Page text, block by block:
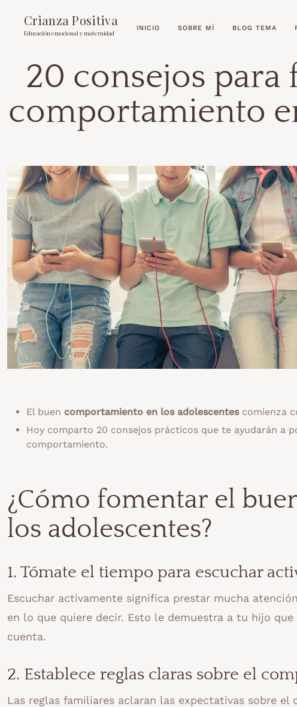
Crianza Positiva
Educación emocional y maternidad
INICIO SOBRE MÍ BLOG TEMA
20 consejos
comportamiento
El buen comportamiento en los adolescentescomienza
Hoy comparto 20 consejos prácticos que te ayudarán a
comportamiento.
¿Cómo fomentar el
los adolescentes?
1. Tómate el tiempo para escuchar
Escuchar activamente significa prestar mucha
en lo que quiere decir. Esto le demuestra a tu hijo
cuenta.
2. Establece reglas claras sobre el
Las reglas familiares aclaran las expectativas sobre